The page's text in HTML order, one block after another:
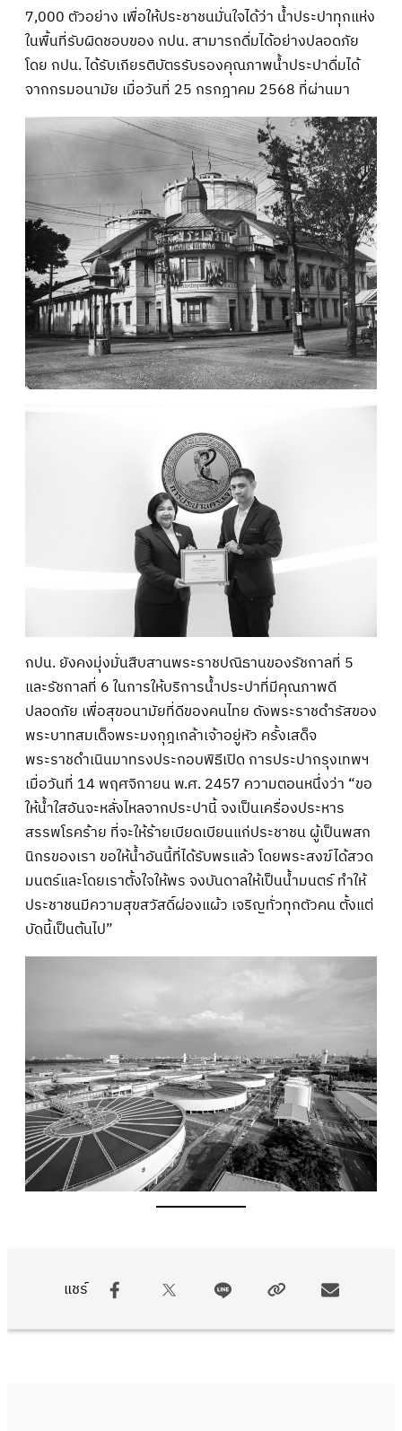
แชร์
7,000 ตัวอย่าง เพื่อให้ประชาชนมั่นใจได้ว่า น้ำประปาทุกแห่ง
ในพื้นที่รับผิดชอบของ กปน. สามารถดื่มได้อย่างปลอดภัย
โดย กปน. ได้รับเกียรติบัตรรับรองคุณภาพน้ำประปาดื่มได้
จากกรมอนามัย เมื่อวันที่ 25 กรกฎาคม 2568 ที่ผ่านมา
กปน. ยังคงมุ่งมั่นสืบสานพระราชปณิธานของรัชกาลที่ 5
และรัชกาลที่ 6 ในการให้บริการน้ำประปาที่มีคุณภาพดี
ปลอดภัย เพื่อสุขอนามัยที่ดีของคนไทย ดังพระราชดำรัสของ
พระบาทสมเด็จพระมงกุฎเกล้าเจ้าอยู่หัว ครั้งเสด็จ
พระราชดำเนินมาทรงประกอบพิธีเปิด การประปากรุงเทพฯ
เมื่อวันที่ 14 พฤศจิกายน พ.ศ. 2457 ความตอนหนึ่งว่า “ขอ
ให้น้ำใสอันจะหลั่งไหลจากประปานี้ จงเป็นเครื่องประหาร
สรรพโรคร้าย ที่จะให้ร้ายเบียดเบียนแก่ประชาชน ผู้เป็นพสก
นิกรของเรา ขอให้น้ำอันนี้ที่ได้รับพรแล้ว โดยพระสงฆ์ได้สวด
มนตร์และโดยเราตั้งใจให้พร จงบันดาลให้เป็นน้ำมนตร์ ทำให้
ประชาชนมีความสุขสวัสดิ์ผ่องแผ้ว เจริญทั่วทุกตัวคน ตั้งแต่
บัดนี้เป็นต้นไป”